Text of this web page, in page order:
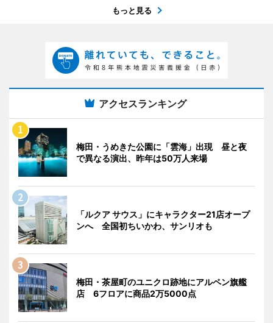
もっと見る
アクセスランキング
梅田・うめきた公園に「雲海」出現 昼と夜
で異なる演出、昨年は50万人来場
「ルクア サウス」にキャラクター21店オープ
ンへ 全国初ちいかわ、サンリオも
梅田・茶屋町のユニクロ跡地にアルペン旗艦
店 6フロアに商品2万5000点